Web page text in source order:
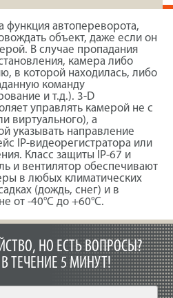
функция автопереворота,
объект, даже если он
В случае пропадания
камера либо
в которой находилась, либо
команду
и т.д.). 3-D
управлять камерой не с
виртуального), а
указывать направление
IP-видеорегистратора или
Класс защиты IP-67 и
и вентилятор обеспечивают
в любых климатических
(дождь, снег) и в
от -40°С до +60°С.
НО ЕСТЬ ВОПРОСЫ?
ТЕЧЕНИЕ 5 МИНУТ!